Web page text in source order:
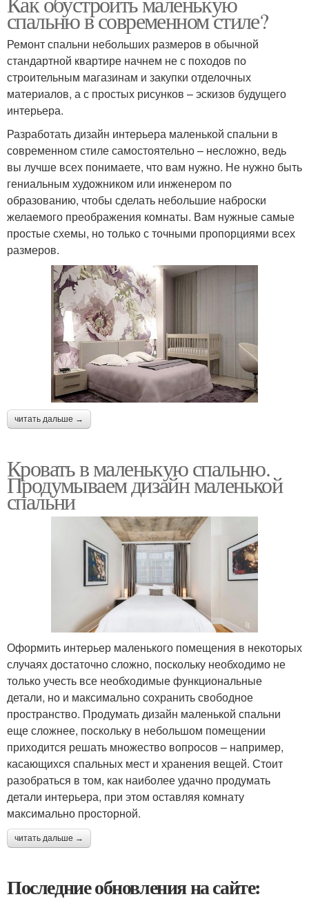
спальню в современном стиле?
Ремонт спальни небольших размеров в обычной
стандартной квартире начнем не с походов по
строительным магазинам и закупки отделочных
материалов, а с простых рисунков – эскизов будущего
интерьера.
Разработать дизайн интерьера маленькой спальни в
современном стиле самостоятельно – несложно, ведь
вы лучше всех понимаете, что вам нужно. Не нужно быть
гениальным художником или инженером по
образованию, чтобы сделать небольшие наброски
желаемого преображения комнаты. Вам нужные самые
простые схемы, но только с точными пропорциями всех
размеров.
читать дальше →
Кровать в маленькую спальню.
Продумываем дизайн маленькой
спальни
Оформить интерьер маленького помещения в некоторых
случаях достаточно сложно, поскольку необходимо не
только учесть все необходимые функциональные
детали, но и максимально сохранить свободное
пространство. Продумать дизайн маленькой спальни
еще сложнее, поскольку в небольшом помещении
приходится решать множество вопросов – например,
касающихся спальных мест и хранения вещей. Стоит
разобраться в том, как наиболее удачно продумать
детали интерьера, при этом оставляя комнату
максимально просторной.
читать дальше →
Последние обновления на сайте: